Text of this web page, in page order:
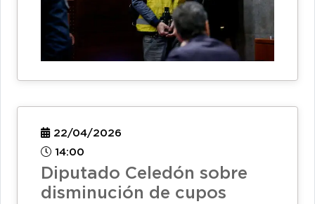
22/04/2026
14:00
Diputado Celedón sobre
disminución de cupos